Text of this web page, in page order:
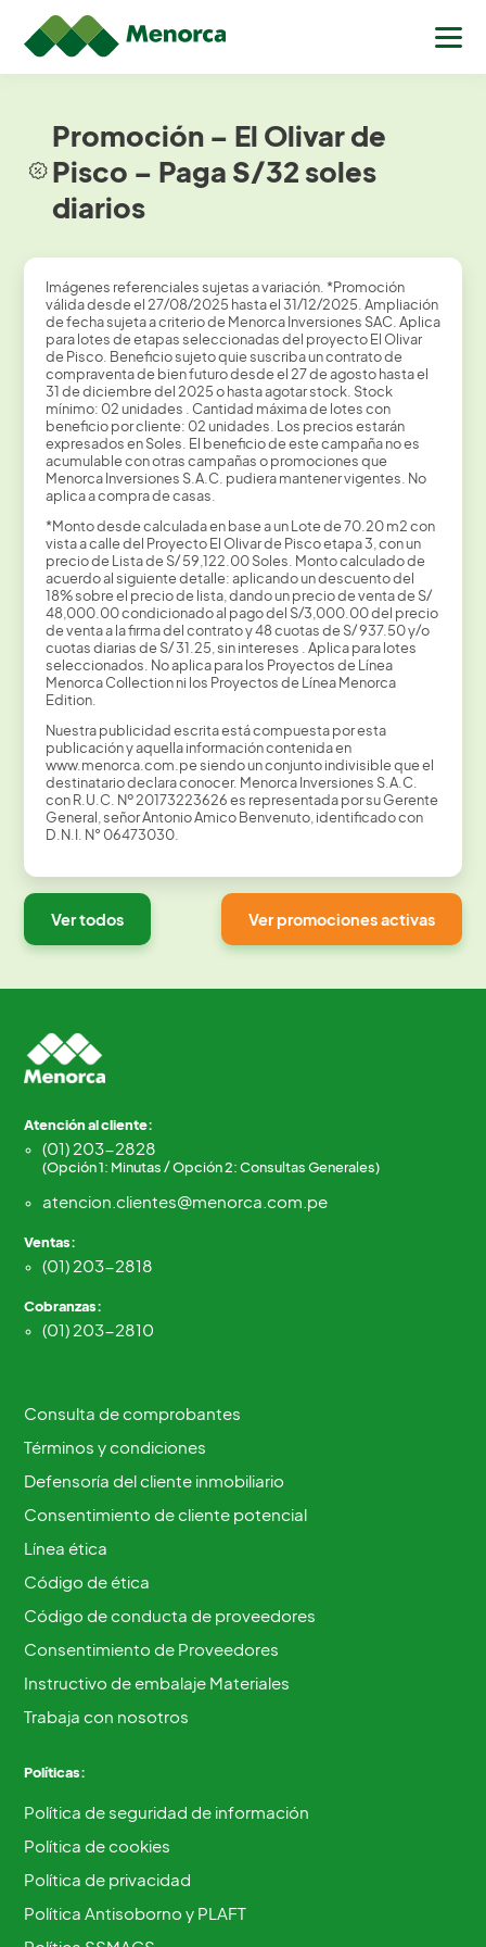
Promoción – El Olivar de
Pisco – Paga S/32 soles
diarios
Imágenes referenciales sujetas a variación. *Promoción
válida desde el 27/08/2025 hasta el 31/12/2025. Ampliación
de fecha sujeta a criterio de Menorca Inversiones SAC. Aplica
para lotes de etapas seleccionadas del proyecto El Olivar
de Pisco. Beneficio sujeto quie suscriba un contrato de
compraventa de bien futuro desde el 27 de agosto hasta el
31 de diciembre del 2025 o hasta agotar stock. Stock
mínimo: 02 unidades . Cantidad máxima de lotes con
beneficio por cliente: 02 unidades. Los precios estarán
expresados en Soles. El beneficio de este campaña no es
acumulable con otras campañas o promociones que
Menorca Inversiones S.A.C. pudiera mantener vigentes. No
aplica a compra de casas.
*Monto desde calculada en base a un Lote de 70.20 m2 con
vista a calle del Proyecto El Olivar de Pisco etapa 3, con un
precio de Lista de S/ 59,122.00 Soles. Monto calculado de
acuerdo al siguiente detalle: aplicando un descuento del
18% sobre el precio de lista, dando un precio de venta de S/
48,000.00 condicionado al pago del S/3,000.00 del precio
de venta a la firma del contrato y 48 cuotas de S/ 937.50 y/o
cuotas diarias de S/ 31.25, sin intereses . Aplica para lotes
seleccionados. No aplica para los Proyectos de Línea
Menorca Collection ni los Proyectos de Línea Menorca
Edition.
Nuestra publicidad escrita está compuesta por esta
publicación y aquella información contenida en
www.menorca.com.pe siendo un conjunto indivisible que el
destinatario declara conocer. Menorca Inversiones S.A.C.
con R.U.C. Nº 20173223626 es representada por su Gerente
General, señor Antonio Amico Benvenuto, identificado con
D.N.I. N° 06473030.
Ver todos Ver promociones activas
Atención al cliente:
(01) 203-2828
(Opción 1: Minutas / Opción 2: Consultas Generales)
atencion.clientes@menorca.com.pe
Ventas:
(01) 203-2818
Cobranzas:
(01) 203-2810
Consulta de comprobantes
Términos y condiciones
Defensoría del cliente inmobiliario
Consentimiento de cliente potencial
Línea ética
Código de ética
Código de conducta de proveedores
Consentimiento de Proveedores
Instructivo de embalaje Materiales
Trabaja con nosotros
Políticas:
Política de seguridad de información
Política de cookies
Política de privacidad
Política Antisoborno y PLAFT